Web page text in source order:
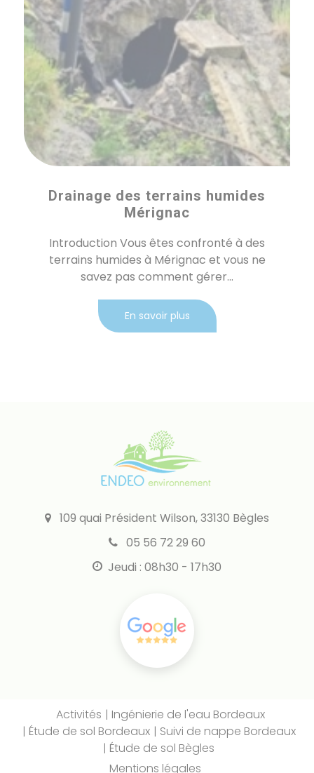
Drainage des terrains humides
Mérignac
Introduction Vous êtes confronté à des
terrains humides à Mérignac et vous ne
savez pas comment gérer...
En savoir plus
109 quai Président Wilson, 33130 Bègles
05 56 72 29 60
Jeudi : 08h30 - 17h30
Activités
Ingénierie de l'eau Bordeaux
Étude de sol Bordeaux
Suivi de nappe Bordeaux
Étude de sol Bègles
Mentions légales